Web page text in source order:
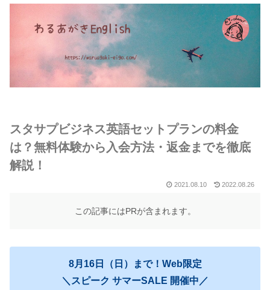
スタサプビジネス英語セットプランの料金
は？無料体験から入会方法・返金までを徹底
解説！
2021.08.10 2022.08.26
この記事にはPRが含まれます。
8月16日（日）まで！Web限定
＼スピーク サマーSALE 開催中／